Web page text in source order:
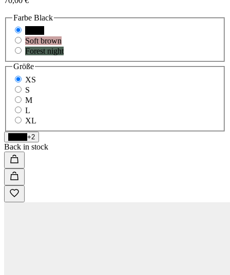
Farbe Black
Soft brown
Forest night
Größe
XS
S
M
L
XL
+2
Back in stock